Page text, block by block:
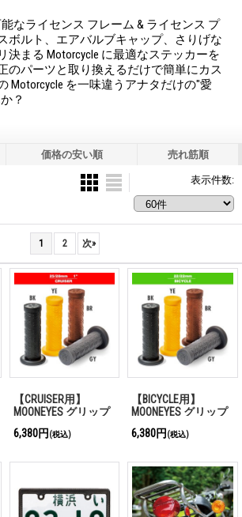
なライセンス フレーム & ライセンス プ
ボルト、エアバルブキャップ、さりげな
決まる Motorcycle に最適なステッカーを
のパーツと取り換えるだけで簡単にカス
Motorcycle を一味違うアナタだけの"愛
？
価格の安い順 売れ筋順
表示件数:
1 2 次»
【CRUISER用】
MOONEYES グリップ
6,380円 (税込)
【BICYCLE用】
MOONEYES グリップ
6,380円 (税込)